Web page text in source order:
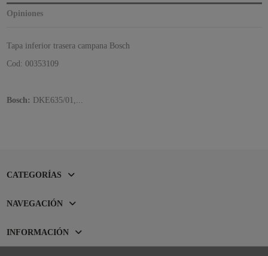
Opiniones
Tapa inferior trasera campana Bosch
Cod: 00353109
Bosch: DKE635/01,...
CATEGORÍAS
NAVEGACIÓN
INFORMACIÓN